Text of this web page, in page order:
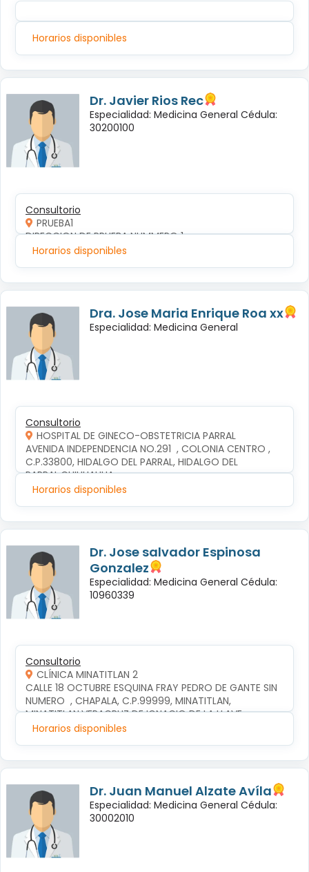
Horarios disponibles
Dr. Javier Rios Rec
Especialidad: Medicina General Cédula:
30200100
Consultorio
PRUEBA1
DIRECCION DE PRUEBA NUMMERO 1
Horarios disponibles
Dra. Jose Maria Enrique Roa xx
Especialidad: Medicina General
Consultorio
HOSPITAL DE GINECO-OBSTETRICIA PARRAL
AVENIDA INDEPENDENCIA NO.291  , COLONIA CENTRO ,
C.P.33800, HIDALGO DEL PARRAL, HIDALGO DEL
PARRAL,CHIHUAHUA
Horarios disponibles
Dr. Jose salvador Espinosa
Gonzalez
Especialidad: Medicina General Cédula:
10960339
Consultorio
CLÍNICA MINATITLAN 2
CALLE 18 OCTUBRE ESQUINA FRAY PEDRO DE GANTE SIN
NUMERO  , CHAPALA, C.P.99999, MINATITLAN,
MINATITLAN,VERACRUZ DE IGNACIO DE LA LLAVE
Horarios disponibles
Dr. Juan Manuel Alzate Avíla
Especialidad: Medicina General Cédula:
30002010